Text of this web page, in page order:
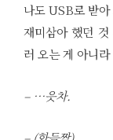
나도 USB로 받
재미삼아 했던
러 오는 게 아니
– …읏차.